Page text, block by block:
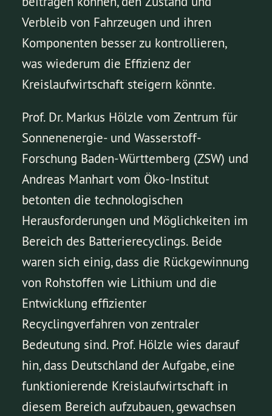
Verbleib von Fahrzeugen und ihren
Komponenten besser zu kontrollieren,
was wiederum die Effizienz der
Kreislaufwirtschaft steigern könnte.
Prof. Dr. Markus Hölzle vom Zentrum für
Sonnenenergie- und Wasserstoff-
Forschung Baden-Württemberg (ZSW) und
Andreas Manhart vom Öko-Institut
betonten die technologischen
Herausforderungen und Möglichkeiten im
Bereich des Batterierecyclings. Beide
waren sich einig, dass die Rückgewinnung
von Rohstoffen wie Lithium und die
Entwicklung effizienter
Recyclingverfahren von zentraler
Bedeutung sind. Prof. Hölzle wies darauf
hin, dass Deutschland der Aufgabe, eine
funktionierende Kreislaufwirtschaft in
diesem Bereich aufzubauen, gewachsen